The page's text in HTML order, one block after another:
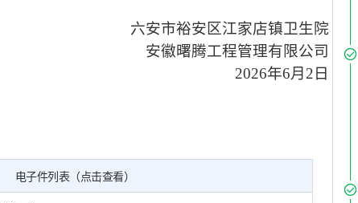
六安市裕安区江家店镇卫生院
安徽曙腾工程管理有限公司
2026年6月 2日
电子件列表（点击查看）